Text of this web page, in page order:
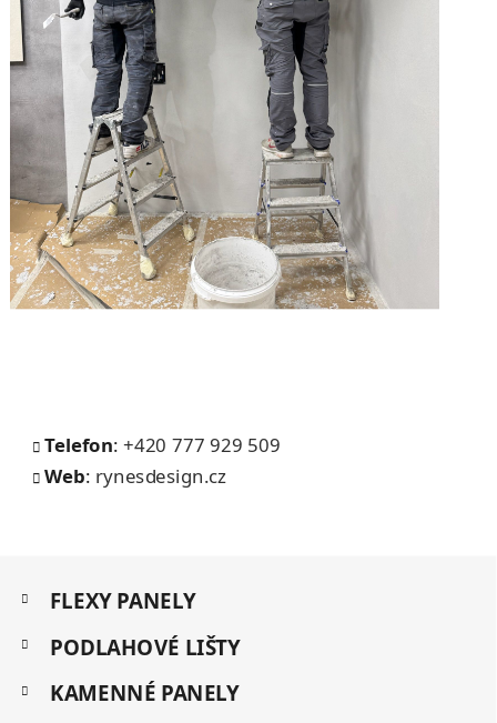
Telefon: +420 777 929 509
Web: rynesdesign.cz
a
e
o
FLEXY PANELY
PODLAHOVÉ LIŠTY
KAMENNÉ PANELY